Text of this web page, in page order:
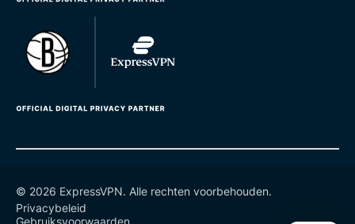
© 2026 ExpressVPN. Alle rechten voorbehouden.
Privacybeleid
Gebruiksvoorwaarden